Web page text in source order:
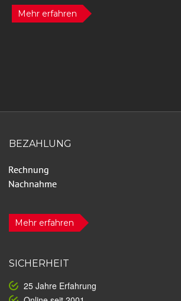
Mehr erfahren
BEZAHLUNG
Mehr erfahren
SICHERHEIT
25 Jahre Erfahrung